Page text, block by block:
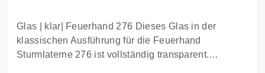
Glas | klar| Feuerhand 276 Dieses Glas in der
klassischen Ausführung für die Feuerhand
Sturmlaterne 276 ist vollständig transparent.